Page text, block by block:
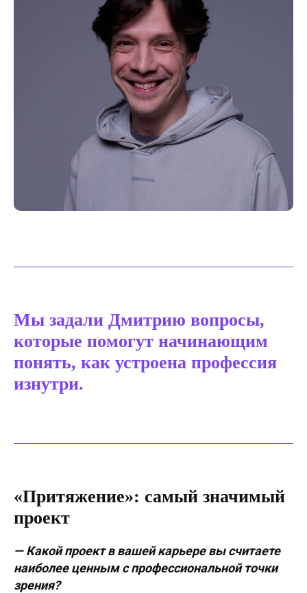
Мы задали Дмитрию вопросы,
которые помогут начинающим
понять, как устроена профессия
изнутри.
«Притяжение»: самый значимый
проект
— Какой проект в вашей карьере вы считаете
наиболее ценным с профессиональной точки
зрения?